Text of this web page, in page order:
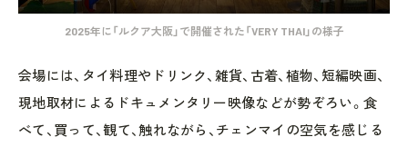
2025年に「ルクア大阪」で開催された「VERY THAI」の様子
会場には、タイ料理やドリンク、雑貨、古着、植物、短編映画、
現地取材によるドキュメンタリー映像などが勢ぞろい。食
べて、買って、観て、触れながら、チェンマイの空気を感じる